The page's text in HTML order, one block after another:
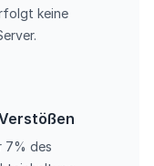
keine
7% des